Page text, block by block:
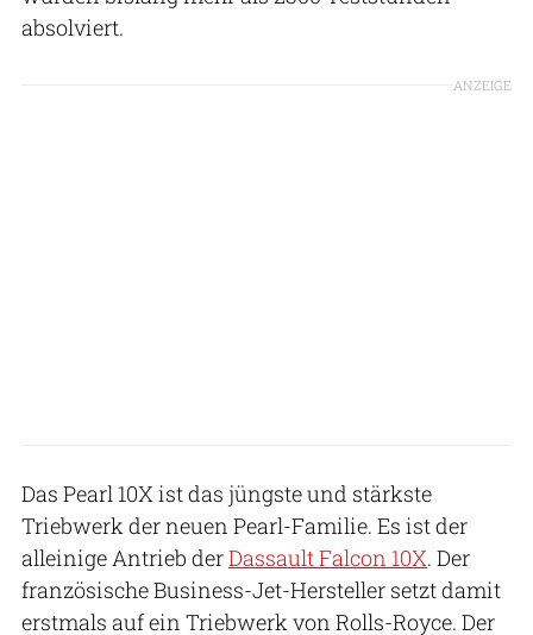
absolviert.
ANZEIGE
Das Pearl 10X ist das jüngste und stärkste
Triebwerk der neuen Pearl-Familie. Es ist der
alleinige Antrieb derDassault Falcon 10X. Der
französische Business-Jet-Hersteller setzt damit
erstmals auf ein Triebwerk von Rolls-Royce. Der